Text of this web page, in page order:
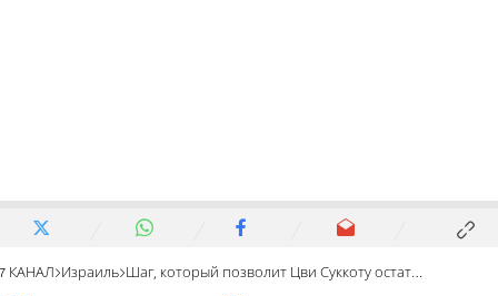
7 КАНАЛ Израиль Шаг, который позволит Цви Суккоту остаться в Кнессете